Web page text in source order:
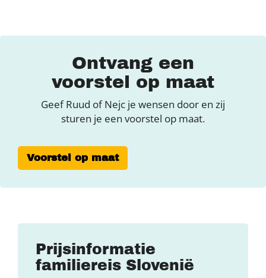
Ontvang een
voorstel op maat
Geef Ruud of Nejc je wensen door en zij
sturen je een voorstel op maat.
Voorstel op maat
Prijsinformatie
familiereis Slovenië